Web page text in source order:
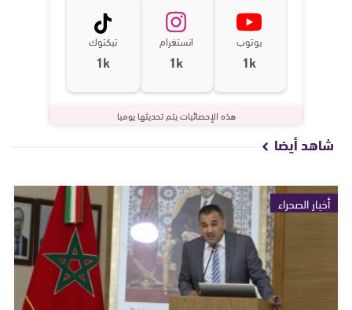
يوتوب
1k
انستغرام
1k
تيكتوك
1k
هذه الإحصائيات يتم تحديثها يوميا
شاهد أيضا
أخبار الصحراء